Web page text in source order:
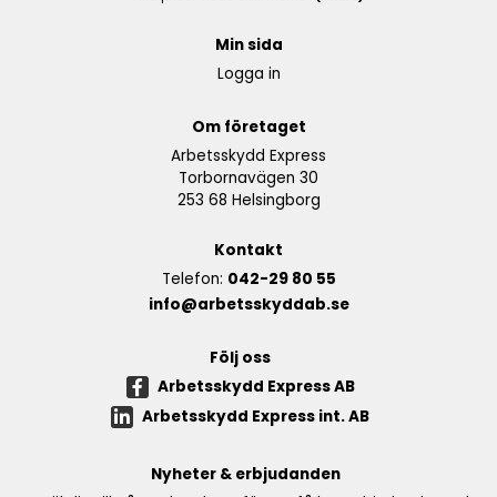
Min sida
Logga in
Om företaget
Arbetsskydd Express
Torbornavägen 30
253 68 Helsingborg
Kontakt
Telefon: 042-29 80 55
info@arbetsskyddab.se
Följ oss
Arbetsskydd Express AB
Arbetsskydd Express int. AB
Nyheter & erbjudanden